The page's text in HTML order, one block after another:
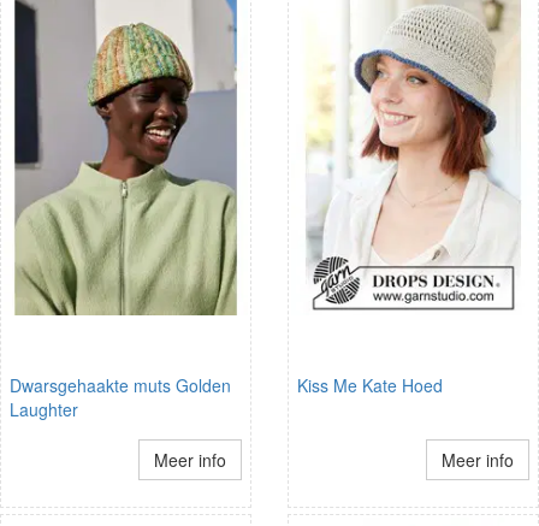
Dwarsgehaakte muts Golden
Laughter
Meer info
Kiss Me Kate Hoed
Meer info